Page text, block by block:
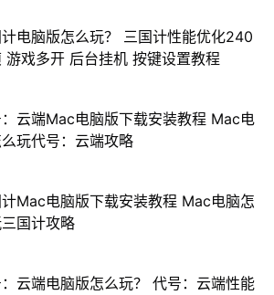
电脑版怎么玩？ 三国计性能优化240
游戏多开 后台挂机 按键设置教程
云端Mac电脑版下载安装教程 Mac电
玩代号：云端攻略
Mac电脑版下载安装教程 Mac电脑怎
国计攻略
云端电脑版怎么玩？ 代号：云端性能